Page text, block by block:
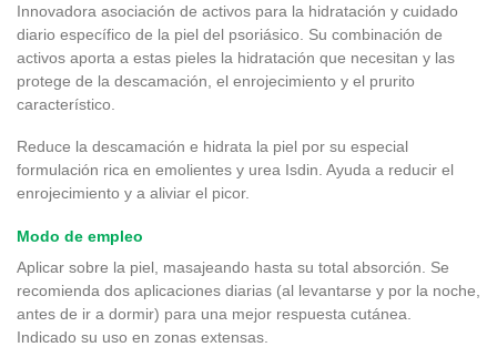
Innovadora asociación de activos para la hidratación y cuidado
diario específico de la piel del psoriásico. Su combinación de
activos aporta a estas pieles la hidratación que necesitan y las
protege de la descamación, el enrojecimiento y el prurito
característico.
Reduce la descamación e hidrata la piel por su especial
formulación rica en emolientes y urea Isdin. Ayuda a reducir el
enrojecimiento y a aliviar el picor.
Modo de empleo
Aplicar sobre la piel, masajeando hasta su total absorción. Se
recomienda dos aplicaciones diarias (al levantarse y por la noche,
antes de ir a dormir) para una mejor respuesta cutánea.
Indicado su uso en zonas extensas.